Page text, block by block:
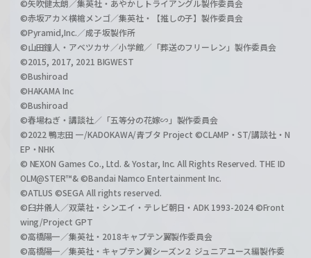
©矢吹健太朗／集英社・あやかしトライアングル製作委員会
©赤坂アカ×横槍メンゴ／集英社・【推しの子】製作委員会
©Pyramid,Inc.／成子坂製作所
©山田鐘人・アベツカサ／小学館／「葬送のフリーレン」製作委員会
©2015, 2017, 2021 BIGWEST
©Bushiroad
©HAKAMA Inc
©Bushiroad
©春場ねぎ・講談社／「五等分の花嫁∽」製作委員会
©2022 鴨志田 一/KADOKAWA/青ブタ Project ©CLAMP・ST/講談社・N
EP・NHK
© NEXON Games Co., Ltd. & Yostar, Inc. All Rights Reserved. THE ID
OLM@STER™& ©Bandai Namco Entertainment Inc.
©ATLUS ©SEGA All rights reserved.
©臼井儀人／双葉社・シンエイ・テレビ朝日・ADK 1993-2024 ©Front
wing/Project GPT
©高橋陽一／集英社・2018キャプテン翼製作委員会
©高橋陽一／集英社・キャプテン翼シーズン２ ジュニアユース編製作委